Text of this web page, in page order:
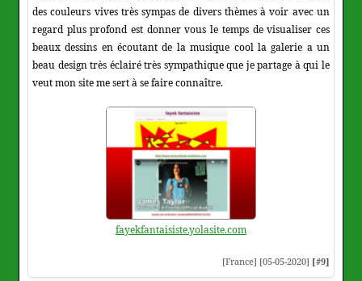
des couleurs vives très sympas de divers thèmes à voir avec un
regard plus profond est donner vous le temps de visualiser ces
beaux dessins en écoutant de la musique cool la galerie a un
beau design très éclairé très sympathique que je partage à qui le
veut mon site me sert à se faire connaître.
fayekfantaisiste.yolasite.com
[France] [05-05-2020] [#9]